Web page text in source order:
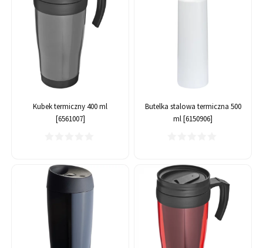
Kubek termiczny 400 ml
[6561007]
Butelka stalowa termiczna 500
ml [6150906]